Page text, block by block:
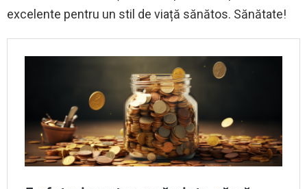
excelente pentru un stil de viață sănătos. Sănătate!